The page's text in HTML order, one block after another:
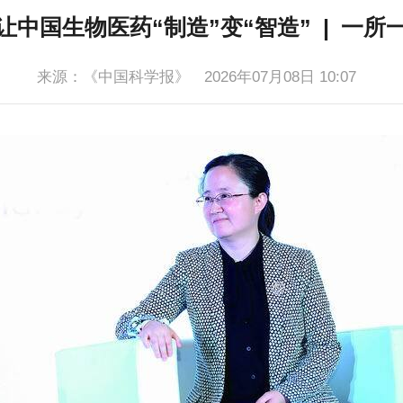
中国生物医药“制造”变“智造” | 一所
来源：《中国科学报》 2026年07月08日 10:07